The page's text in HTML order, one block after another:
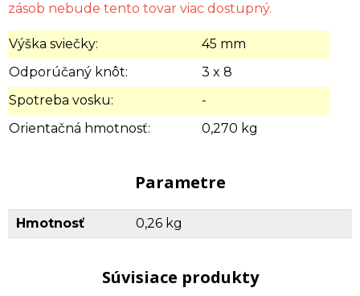
zásob nebude tento tovar viac dostupný.
Výška sviečky:
45 mm
Odporúčaný knôt:
3 x 8
Spotreba vosku:
-
Orientačná hmotnosť:
0,270 kg
Parametre
Hmotnosť 0,26 kg
Súvisiace produkty